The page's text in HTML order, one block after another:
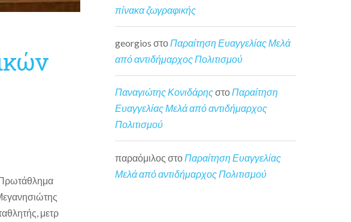
Πρωτάθλημα
μετρ
πίνακα ζωγραφικής
georgios στοΠαραίτηση Ευαγγελίας Μελά
από αντιδήμαρχος Πολιτισμού
Παναγιώτης ΚονιδάρηςστοΠαραίτηση
Ευαγγελίας Μελά από αντιδήμαρχος
Πολιτισμού
παραόμιλος στο Παραίτηση Ευαγγελίας
Μελά από αντιδήμαρχος Πολιτισμού